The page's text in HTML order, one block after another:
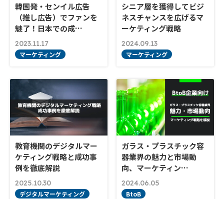
韓国発・センイル広告
（推し広告）でファンを
魅了！日本での成…
2023.11.17
マーケティング
シニア層を獲得してビジ
ネスチャンスを広げるマ
ーケティング戦略
2024.09.13
マーケティング
教育機関のデジタルマー
ケティング戦略と成功事
例を徹底解説
2025.10.30
デジタルマーケティング
ガラス・プラスチック容
器業界の魅力と市場動
向、マーケティン…
2024.06.05
BtoB